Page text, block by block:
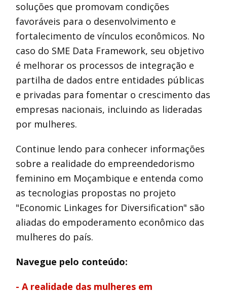
soluções que promovam condições
favoráveis para o desenvolvimento e
fortalecimento de vínculos econômicos. No
caso do SME Data Framework, seu objetivo
é melhorar os processos de integração e
partilha de dados entre entidades públicas
e privadas para fomentar o crescimento das
empresas nacionais, incluindo as lideradas
por mulheres.
Continue lendo para conhecer informações
sobre a realidade do empreendedorismo
feminino em Moçambique e entenda como
as tecnologias propostas no projeto
"Economic Linkages for Diversification" são
aliadas do empoderamento econômico das
mulheres do país.
Navegue pelo conteúdo:
- A realidade das mulheres em